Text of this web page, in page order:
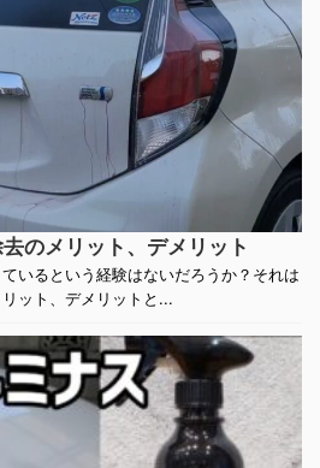
のメリット、デメリット
いるという経験はないだろうか？それは
ット、デメリットと...